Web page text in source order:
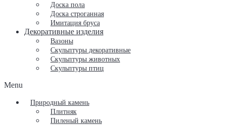
Доска пола
Доска строганная
Имитация бруса
Декоративные изделия
Вазоны
Скульптуры декоративные
Скульптуры животных
Скульптуры птиц
Menu
Природный камень
Плитняк
Пиленый камень